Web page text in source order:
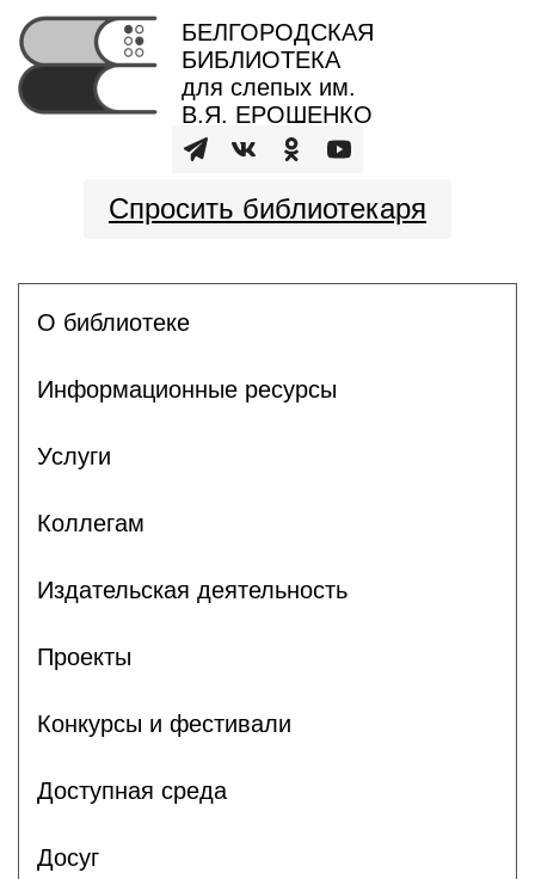
БЕЛГОРОДСКАЯ
БИБЛИОТЕКА
для слепых им.
В.Я. ЕРОШЕНКО
Спросить библиотекаря
О библиотеке
Информационные ресурсы
Услуги
Коллегам
Издательская деятельность
Проекты
Конкурсы и фестивали
Доступная среда
Досуг